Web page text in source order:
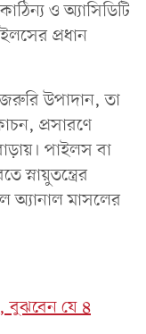
ও অ্যাসিডিটি
প্রধান
উপাদান, তা
প্রসারণে
পাইলস বা
স্নায়ুতন্ত্রের
অ্যানাল মাসলের
বুঝবেন যে ৪